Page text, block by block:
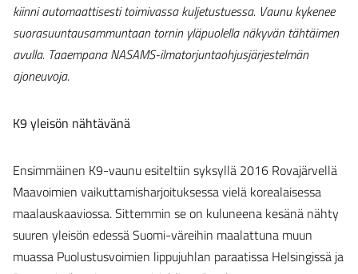
kiinni automaattisesti toimivassa kuljetustuessa. Vaunu kykenee
suorasuuntausammuntaan tornin yläpuolella näkyvän tähtäimen
avulla. Taaempana NASAMS-ilmatorjuntaohjusjärjestelmän
ajoneuvoja.
K9 yleisön nähtävänä
Ensimmäinen K9-vaunu esiteltiin syksyllä 2016 Rovajärvellä
Maavoimien vaikuttamisharjoituksessa vielä korealaisessa
maalauskaaviossa. Sittemmin se on kuluneena kesänä nähty
suuren yleisön edessä Suomi-väreihin maalattuna muun
muassa Puolustusvoimien lippujuhlan paraatissa Helsingissä ja